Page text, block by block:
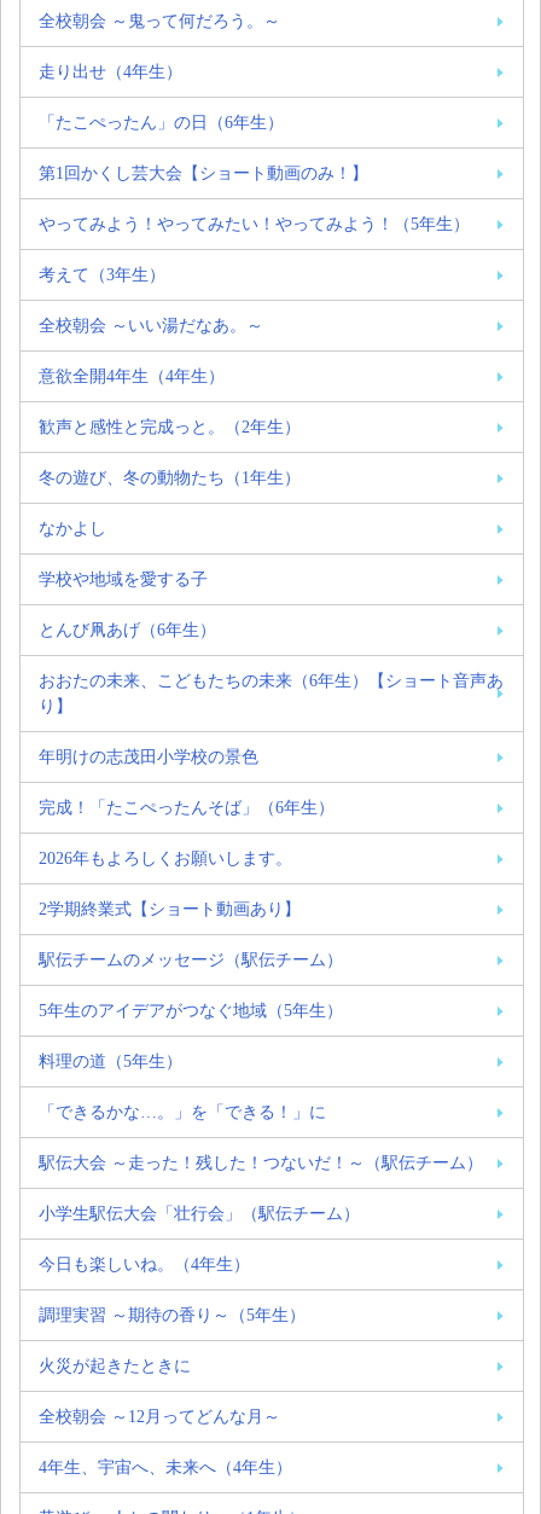
全校朝会 ～鬼って何だろう。～
走り出せ（4年生）
「たこぺったん」の日（6年生）
第1回かくし芸大会【ショート動画のみ！】
やってみよう！やってみたい！やってみよう！（5年生）
考えて（3年生）
全校朝会 ～いい湯だなあ。～
意欲全開4年生（4年生）
歓声と感性と完成っと。（2年生）
冬の遊び、冬の動物たち（1年生）
なかよし
学校や地域を愛する子
とんび凧あげ（6年生）
おおたの未来、こどもたちの未来（6年生）【ショート音声あ
り】
年明けの志茂田小学校の景色
完成！「たこぺったんそば」（6年生）
2026年もよろしくお願いします。
2学期終業式【ショート動画あり】
駅伝チームのメッセージ（駅伝チーム）
5年生のアイデアがつなぐ地域（5年生）
料理の道（5年生）
「できるかな…。」を「できる！」に
駅伝大会 ～走った！残した！つないだ！～（駅伝チーム）
小学生駅伝大会「壮行会」（駅伝チーム）
今日も楽しいね。（4年生）
調理実習 ～期待の香り～（5年生）
火災が起きたときに
全校朝会 ～12月ってどんな月～
4年生、宇宙へ、未来へ（4年生）